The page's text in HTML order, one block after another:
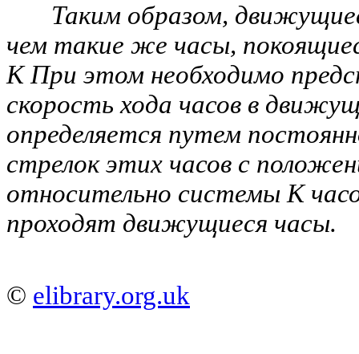
Таким образом,
чем такие же часы,
К При этом необходимо
скорость хода часов в
определяется путем
стрелок этих часов с
относительно системы К
проходят движущиеся часы.
© elibrary.org.uk